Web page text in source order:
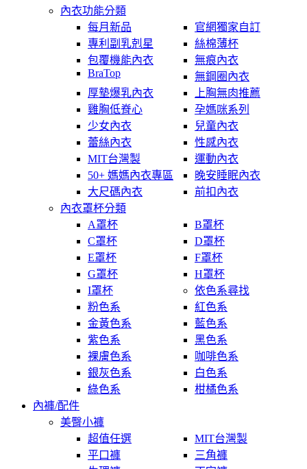
內衣功能分類
每月新品
官網獨家自訂
專利副乳剋星
絲棉薄杯
包覆機能內衣
無痕內衣
BraTop
無鋼圈內衣
厚墊爆乳內衣
上胸無肉推薦
雞胸低脊心
孕媽咪系列
少女內衣
兒童內衣
蕾絲內衣
性感內衣
MIT台灣製
運動內衣
50+ 媽媽內衣專區
晚安睡眠內衣
大尺碼內衣
前扣內衣
內衣罩杯分類
A罩杯
B罩杯
C罩杯
D罩杯
E罩杯
F罩杯
G罩杯
H罩杯
I罩杯
依色系尋找
粉色系
紅色系
金黃色系
藍色系
紫色系
黑色系
裸膚色系
咖啡色系
銀灰色系
白色系
綠色系
柑橘色系
內褲/配件
美臀小褲
超值任選
MIT台灣製
平口褲
三角褲